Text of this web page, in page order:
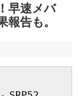
早速メバ
報告も。